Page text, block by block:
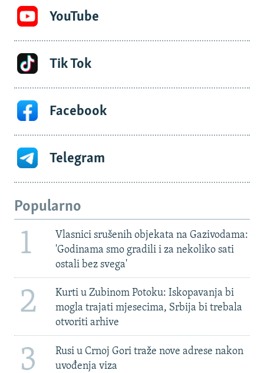
YouTube
Tik Tok
Facebook
Telegram
Popularno
1
Vlasnici srušenih objekata na Gazivodama:
'Godinama smo gradili i za nekoliko sati
ostali bez svega'
2
Kurti u Zubinom Potoku: Iskopavanja bi
mogla trajati mjesecima, Srbija bi trebala
otvoriti arhive
3
Rusi u Crnoj Gori traže nove adrese nakon
uvođenja viza